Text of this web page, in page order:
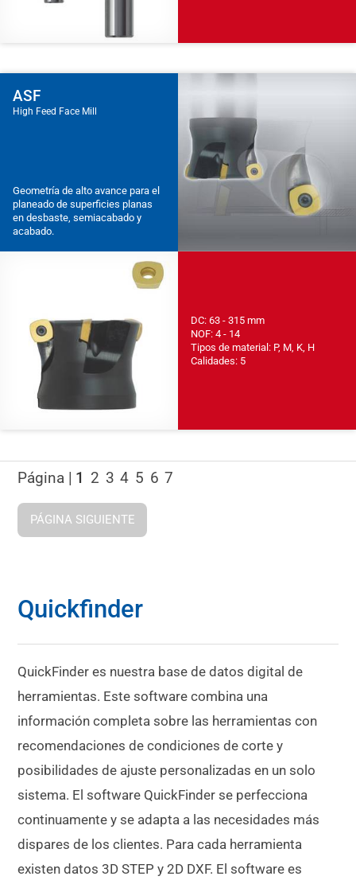
ASF
High Feed Face Mill
Geometría de alto avance para el
planeado de superficies planas
en desbaste, semiacabado y
acabado.
DC: 63 - 315 mm
NOF: 4 - 14
Tipos de material: P, M, K, H
Calidades: 5
Página | 1 2 3 4 5 6 7
PÁGINA SIGUIENTE
Quickfinder
QuickFinder es nuestra base de datos digital de
herramientas. Este software combina una
información completa sobre las herramientas con
recomendaciones de condiciones de corte y
posibilidades de ajuste personalizadas en un solo
sistema. El software QuickFinder se perfecciona
continuamente y se adapta a las necesidades más
dispares de los clientes. Para cada herramienta
existen datos 3D STEP y 2D DXF. El software es